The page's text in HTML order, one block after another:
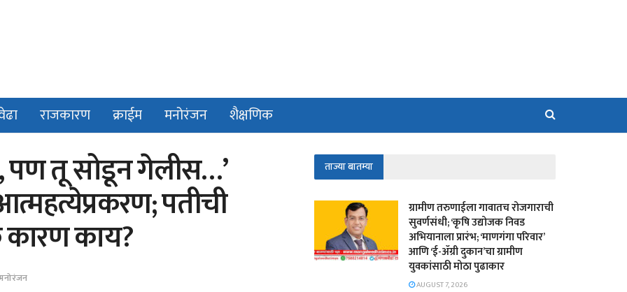
राजकारण क्राईम मनोरंजन शैक्षणिक
पण तू सोडून गेलीस…’
पतीची
कारण काय?
ताज्या बातम्या
​ग्रामीण तरुणाईला गावातच रोजगाराची
सुवर्णसंधी; ‘कृषि उद्योजक निवड
अभियानाला प्रारंभ; ‘माणगंगा परिवार’
आणि ‘ई-ॲग्री दुकान’चा ग्रामीण
युवकांसाठी मोठा पुढाकार
AUGUST 7, 2026